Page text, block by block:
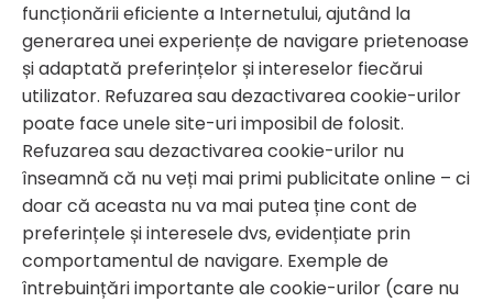
funcționării eficiente a Internetului, ajutând la
generarea unei experiențe de navigare prietenoase
și adaptată preferințelor și intereselor fiecărui
utilizator. Refuzarea sau dezactivarea cookie-urilor
poate face unele site-uri imposibil de folosit.
Refuzarea sau dezactivarea cookie-urilor nu
înseamnă că nu veți mai primi publicitate online – ci
doar că aceasta nu va mai putea ține cont de
preferințele și interesele dvs, evidențiate prin
comportamentul de navigare. Exemple de
întrebuințări importante ale cookie-urilor (care nu